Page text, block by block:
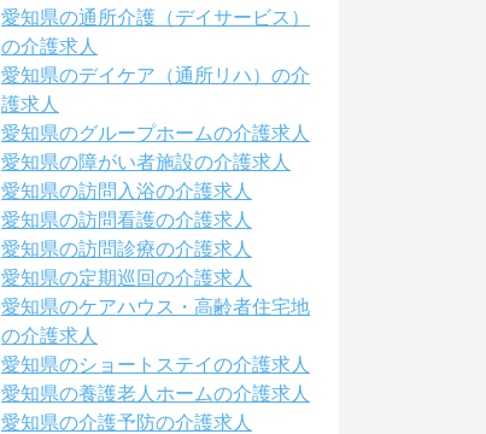
愛知県の通所介護（デイサービス）
の介護求人
愛知県のデイケア（通所リハ）の介
護求人
愛知県のグループホームの介護求人
愛知県の障がい者施設の介護求人
愛知県の訪問入浴の介護求人
愛知県の訪問看護の介護求人
愛知県の訪問診療の介護求人
愛知県の定期巡回の介護求人
愛知県のケアハウス・高齢者住宅地
の介護求人
愛知県のショートステイの介護求人
愛知県の養護老人ホームの介護求人
愛知県の介護予防の介護求人